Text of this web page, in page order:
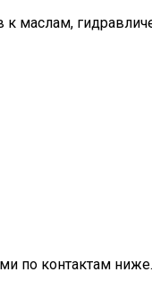
к маслам,
по контактам ниже.